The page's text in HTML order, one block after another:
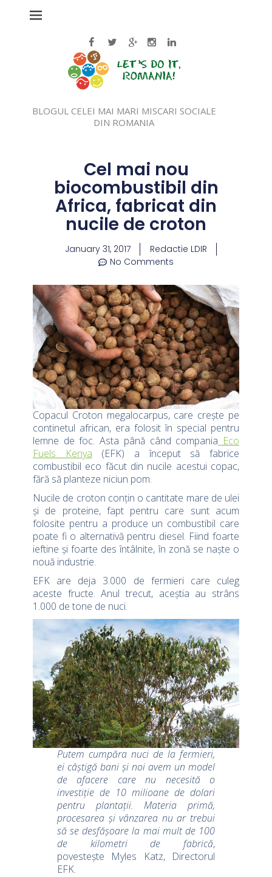
BLOGUL CELEI MAI MARI MISCARI SOCIALE
DIN ROMANIA
Cel mai nou
biocombustibil din
Africa, fabricat din
nucile de croton
January 31, 2017
Redactie LDIR
No Comments
Copacul Croton megalocarpus, care crește pe
continetul african, era folosit în special pentru
lemne de foc. Asta până când compania Eco
Fuels Kenya (EFK) a început să fabrice
combustibil eco făcut din nucile acestui copac,
fără să planteze niciun pom.
Nucile de croton conțin o cantitate mare de ulei
și de proteine, fapt pentru care sunt acum
folosite pentru a produce un combustibil care
poate fi o alternativă pentru diesel. Fiind foarte
ieftine și foarte des întâlnite, în zonă se naște o
nouă industrie.
EFK are deja 3.000 de fermieri care culeg
aceste fructe. Anul trecut, aceștia au strâns
1.000 de tone de nuci.
Putem cumpăra nuci de la fermieri,
ei câștigă bani și noi avem un model
de afacere care nu necesită o
investiție de 10 milioane de dolari
pentru plantații. Materia primă,
procesarea și vânzarea nu ar trebui
să se desfășoare la mai mult de 100
de kilometri de fabrică,
povestește Myles Katz, Directorul
EFK.